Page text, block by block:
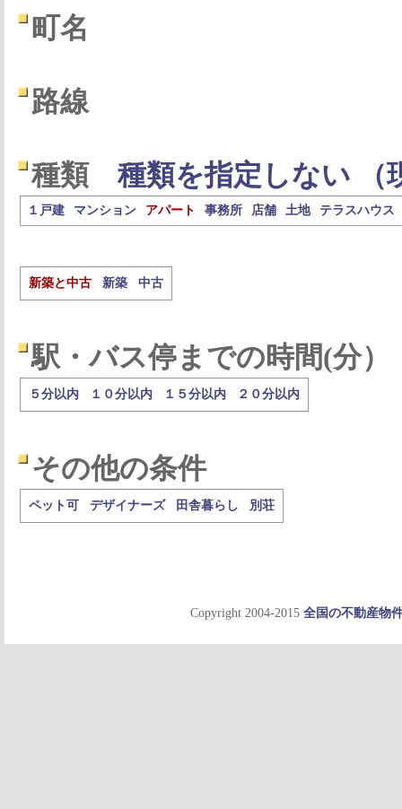
町名
路線
種類 種類を指定しない （
１戸建 マンション アパート 事務所 店舗 土地 テラスハウス
新築と中古 新築 中古
駅・バス停までの時間(分）
５分以内 １０分以内 １５分以内 ２０分以内
その他の条件
ペット可 デザイナーズ 田舎暮らし 別荘
Copyright 2004-2015 全国の不動産物